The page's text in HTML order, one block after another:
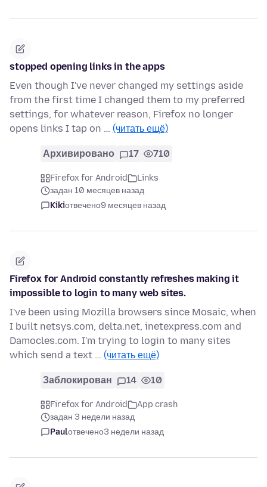
stopped opening links in the apps
Even though I've never changed my settings aside
from the first time I changed them to my preferred
settings, for whatever reason, Firefox no longer
opens links I tap on … (читать ещё)
Архивировано 17 710
Firefox for Android
Links
задан 10 месяцев назад
Kikiотвечено9 месяцев назад
Firefox for Android constantly refreshes making it
impossible to login to many web sites.
I've been using Mozilla browsers since Mosaic, when
I built netsys.com, delta.net, inetexpress.com and
Damocles.com. I'm trying to login to many sites
which send a text … (читать ещё)
Заблокирован 14 10
Firefox for Android
App crash
задан 3 недели назад
Paulотвечено3 недели назад